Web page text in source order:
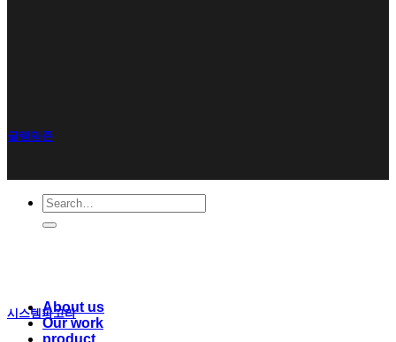
글램핑존
시스템파고라
Search
for:
About us
Our work
product